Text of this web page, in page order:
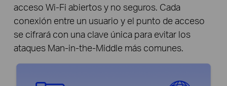
acceso Wi-Fi abiertos y no seguros. Cada
conexión entre un usuario y el punto de acceso
se cifrará con una clave única para evitar los
ataques Man-in-the-Middle más comunes.